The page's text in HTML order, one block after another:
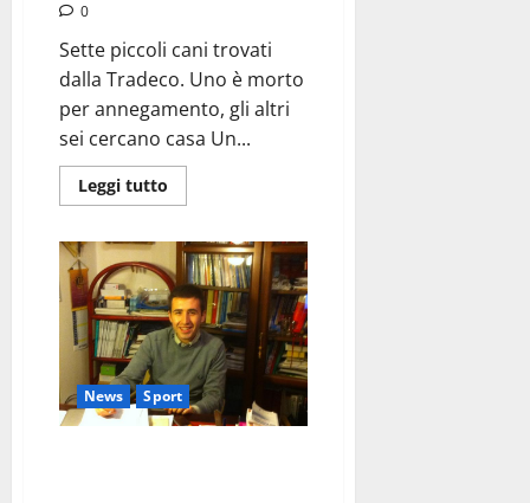
0
Sette piccoli cani trovati
dalla Tradeco. Uno è morto
per annegamento, gli altri
sei cercano casa Un...
Leggi tutto
News Sport